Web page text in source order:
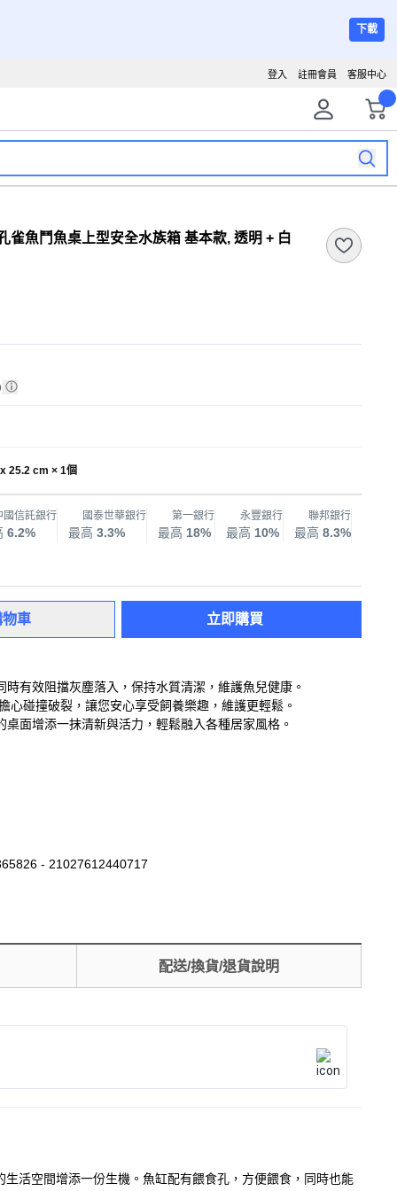
下載
客服中心
註冊會員
登入
雀魚鬥魚桌上型安全水族箱 基本款, 透明 + 白
25.2 cm × 1個
國信託銀行
6.2%
國泰世華銀行
最高 3.3%
第一銀行
最高 18%
永豐銀行
最高 10%
聯邦銀行
最高 8.3%
車 立即購買
有效阻擋灰塵落入，保持水質清潔，維護魚兒健康。
心碰撞破裂，讓您安心享受飼養樂趣，維護更輕鬆。
面增添一抹清新與活力，輕鬆融入各種居家風格。
- 21027612440717
配送/換貨/退貨說明
活空間增添一份生機。魚缸配有餵食孔，方便餵食，同時也能